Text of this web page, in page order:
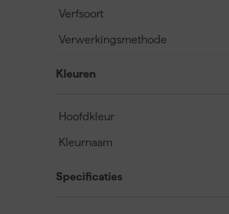
Verfsoort
Verwerkingsmethode
Kleuren
Hoofdkleur
Kleurnaam
Specificaties